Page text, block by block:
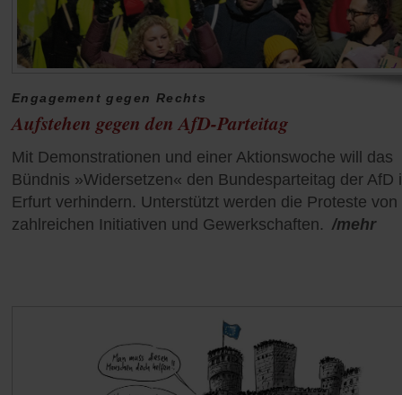
Engagement gegen Rechts
Aufstehen gegen den AfD-Parteitag
Mit Demonstrationen und einer Aktionswoche will das
Bündnis »Widersetzen« den Bundesparteitag der AfD
Erfurt verhindern. Unterstützt werden die Proteste von
zahlreichen Initiativen und Gewerkschaften. /mehr